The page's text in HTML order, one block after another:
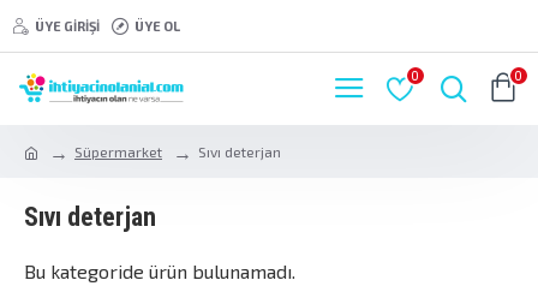
ÜYE GIRIŞI ÜYE OL
0 0
Süpermarket Sıvı deterjan
Sıvı deterjan
Bu kategoride ürün bulunamadı.